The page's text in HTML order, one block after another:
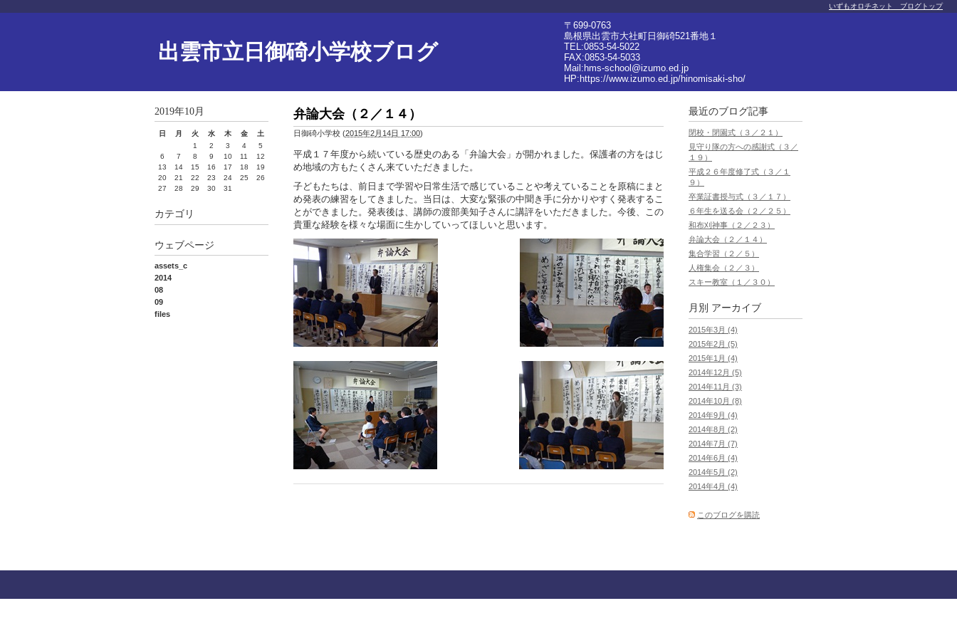
出雲市立日御碕小学校ブログ
〒699-0763
島根県出雲市大社町日御碕521番地１
TEL:0853-54-5022
FAX:0853-54-5033
Mail:hms-school@izumo.ed.jp
HP: https://www.izumo.ed.jp/hinomisaki-sho/
いずもオロチネット ブログトップ
弁論大会（２／１４）
日御碕小学校 (2015年2月14日 17:00)
平成１７年度から続いている歴史のある「弁論大会」が開かれました。保護者の方をはじ
め地域の方もたくさん来ていただきました。
子どもたちは、前日まで学習や日常生活で感じていることや考えていることを原稿にまと
め発表の練習をしてきました。当日は、大変な緊張の中聞き手に分かりやすく発表するこ
とができました。発表後は、講師の渡部美知子さんに講評をいただきました。今後、この
貴重な経験を様々な場面に生かしていってほしいと思います。
2019年10月
日 月 火 水 木 金
土
1
2 3 4
5
6
7 8 9 10 11
12
13
14 15 16 17 18
19
20
21 22 23 24 25
26
27
28 29 30 31
カテゴリ
ウェブページ
assets_c
2014
08
09
files
最近のブログ記事
閉校・閉園式（３／２１）
見守り隊の方への感謝式（３／
１９）
平成２６年度修了式（３／１
９）
卒業証書授与式（３／１７）
６年生を送る会（２／２５）
和布刈神事（２／２３）
弁論大会（２／１４）
集合学習（２／５）
人権集会（２／３）
スキー教室（１／３０）
月別 アーカイブ
2015年3月 (4)
2015年2月 (5)
2015年1月 (4)
2014年12月 (5)
2014年11月 (3)
2014年10月 (8)
2014年9月 (4)
2014年8月 (2)
2014年7月 (7)
2014年6月 (4)
2014年5月 (2)
2014年4月 (4)
このブログを購読